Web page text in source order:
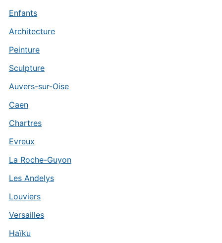
Enfants
Architecture
Peinture
Sculpture
Auvers-sur-Oise
Caen
Chartres
Evreux
La Roche-Guyon
Les Andelys
Louviers
Versailles
Haïku